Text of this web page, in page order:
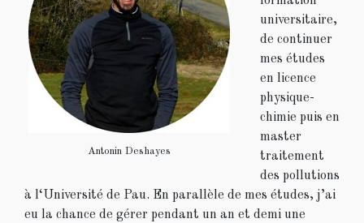
Antonin Deshayes
universitaire,
de continuer
mes études
en licence
physique-
chimie puis en
master
traitement
des pollutions
à l‘Université de Pau. En parallèle de mes études, j’ai
eu la chance de gérer pendant un an et demi une